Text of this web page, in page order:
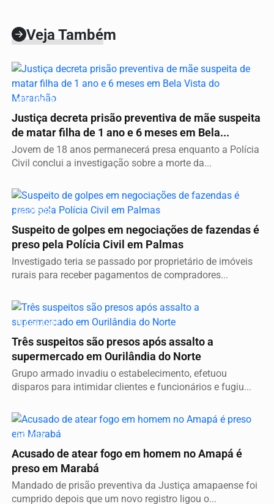
Veja Também
VIOLÊNCIA
Justiça decreta prisão preventiva de mãe suspeita
de matar filha de 1 ano e 6 meses em Bela...
Jovem de 18 anos permanecerá presa enquanto a Polícia
Civil conclui a investigação sobre a morte da...
GOLPISTA
Suspeito de golpes em negociações de fazendas é
preso pela Polícia Civil em Palmas
Investigado teria se passado por proprietário de imóveis
rurais para receber pagamentos de compradores...
FLAGRANTE
Três suspeitos são presos após assalto a
supermercado em Ourilândia do Norte
Grupo armado invadiu o estabelecimento, efetuou
disparos para intimidar clientes e funcionários e fugiu...
POLÍCIA
Acusado de atear fogo em homem no Amapá é
preso em Marabá
Mandado de prisão preventiva da Justiça amapaense foi
cumprido depois que um novo registro ligou o...